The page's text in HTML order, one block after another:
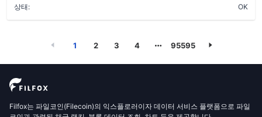
상태:
OK
1 2 3 4 95595
Filfox는 파일코인(Filecoin)의 익스플로러이자 데이터 서비스 플랫폼으로 파일